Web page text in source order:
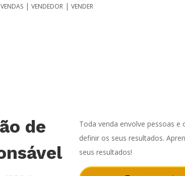
VENDAS| VENDEDOR| VENDER
de
Toda venda envolve pessoas
definir os seus resultados.
seus resultados!